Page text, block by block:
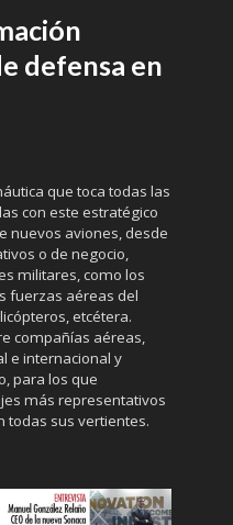
defensa en
que toca todas las
con este estratégico
nuevos aviones, desde
o de negocio,
militares, como los
fuerzas aéreas del
etcétera.
compañías aéreas,
e internacional y
para los que
más representativos
todas sus vertientes.